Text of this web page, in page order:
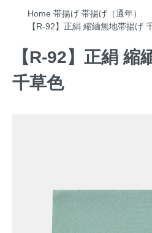
Home 帯揚げ 帯揚げ（通年）
【R-92】正絹 縮緬無地帯揚げ
【R-92】正絹 縮
千草色